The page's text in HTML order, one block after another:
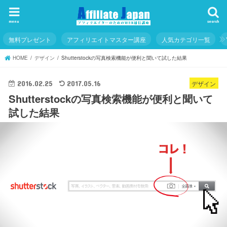
search
menu
無料プレゼント アフィリエイトマスター講座 人気カテゴリ一覧
HOME デザイン Shutterstockの写真検索機能が便利と聞いて試した結果
デザイン
2016.02.25 2017.05.16
Shutterstockの写真検索機能が便利と聞いて
試した結果